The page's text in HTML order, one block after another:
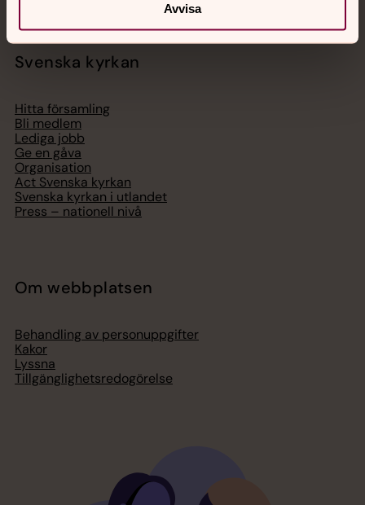
Avvisa
Svenska kyrkan
Hitta församling
Bli medlem
Lediga jobb
Ge en gåva
Organisation
Act Svenska kyrkan
Svenska kyrkan i utlandet
Press – nationell nivå
Om webbplatsen
Behandling av personuppgifter
Kakor
Lyssna
Tillgänglighetsredogörelse